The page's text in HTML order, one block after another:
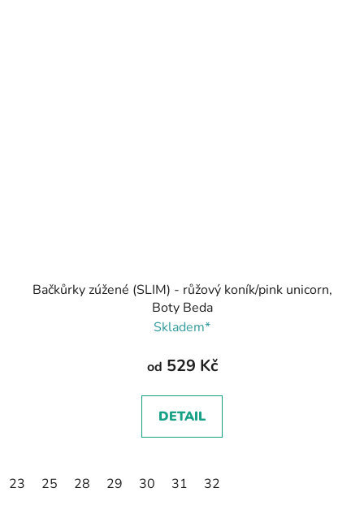
Bačkůrky zúžené (SLIM) - růžový koník/pink unicorn,
Boty Beda
Skladem*
od 529 Kč
DETAIL
23 25 28 29 30 31 32